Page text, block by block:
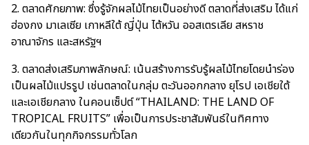
2. ตลาดศักยภาพ: ซึ่งรู้จักผลไม้ไทยเป็นอย่างดี ตลาดที่ส่งเสริม ได้แก่
ฮ่องกง มาเลเซีย เกาหลีใต้ ญี่ปุ่น ไต้หวัน ออสเตรเลีย สหราช
อาณาจักร และสหรัฐฯ
3. ตลาดส่งเสริมภาพลักษณ์: เน้นสร้างการรับรู้ผลไม้ไทยโดยนำร่อง
เป็นผลไม้แปรรูป เช่นตลาดในกลุ่ม ตะวันออกกลาง ยุโรป เอเชียใต้
และเอเชียกลาง ในคอนเซ็ปต์ “THAILAND: THE LAND OF
TROPICAL FRUITS” เพื่อเป็นการประชาสัมพันธ์ในทิศทาง
เดียวกันในทุกกิจกรรมทั่วโลก